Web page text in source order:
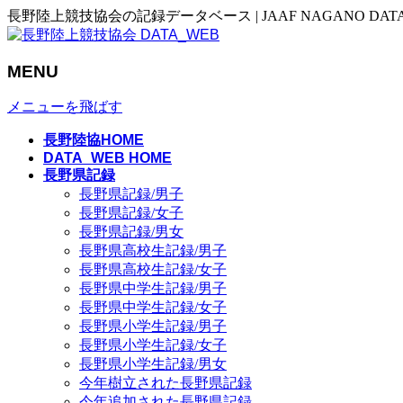
長野陸上競技協会の記録データベース | JAAF NAGANO
MENU
メニューを飛ばす
長野陸協HOME
DATA_WEB HOME
長野県記録
長野県記録/男子
長野県記録/女子
長野県記録/男女
長野県高校生記録/男子
長野県高校生記録/女子
長野県中学生記録/男子
長野県中学生記録/女子
長野県小学生記録/男子
長野県小学生記録/女子
長野県小学生記録/男女
今年樹立された長野県記録